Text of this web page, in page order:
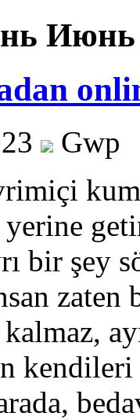
Июнь
Gwp
bir şey
zaten